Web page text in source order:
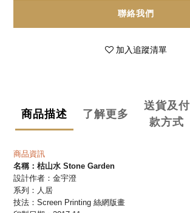
聯絡我們
加入追蹤清單
商品描述 了解更多
送貨及付
款方式
商品資訊
名稱： 枯山水 Stone Garden
設計作者：金宇澄
系列：人居
技法： Screen Printing 絲網版畫